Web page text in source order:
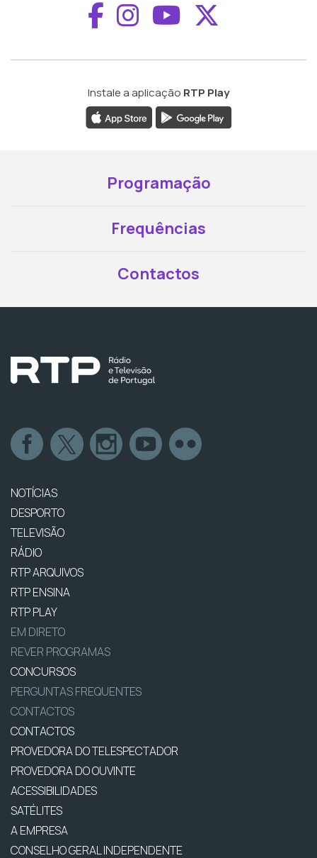
Aceder ao
Aceder ao
Aceder ao
Instale a aplicação RTP Play
Programação
Frequências
Contactos
NOTÍCIAS
DESPORTO
TELEVISÃO
RÁDIO
RTP ARQUIVOS
RTP ENSINA
RTP PLAY
EM DIRETO
REVER PROGRAMAS
CONCURSOS
PERGUNTAS FREQUENTES
CONTACTOS
CONTACTOS
PROVEDORA DO TELESPECTADOR
PROVEDORA DO OUVINTE
ACESSIBILIDADES
SATÉLITES
A EMPRESA
CONSELHO GERAL INDEPENDENTE